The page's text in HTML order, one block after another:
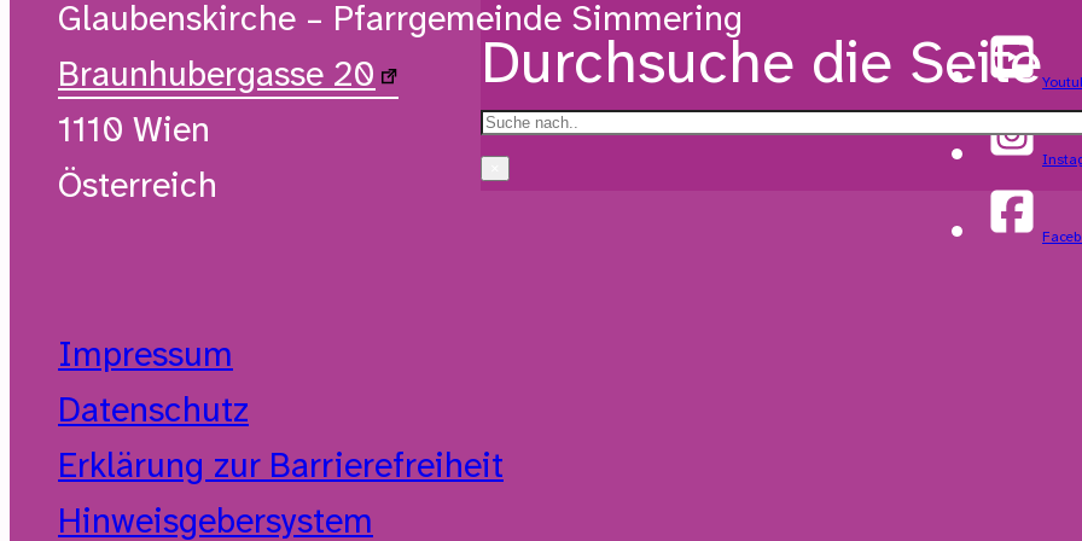
Durchsuche die Seite
Glaubenskirche – Pfarrgemeinde Simmering
Braunhubergasse 20
1110 Wien
Österreich
Impressum
Datenschutz
Erklärung zur Barrierefreiheit
Hinweisgebersystem